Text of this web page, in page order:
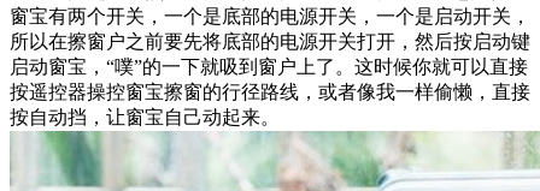
窗宝有两个开关，一个是底部的电源开关，一个是启动开关，
所以在擦窗户之前要先将底部的电源开关打开，然后按启动键
启动窗宝，“噗”的一下就吸到窗户上了。这时候你就可以直接
按遥控器操控窗宝擦窗的行径路线，或者像我一样偷懒，直接
按自动挡，让窗宝自己动起来。